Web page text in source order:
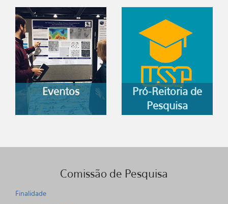
Eventos
Pró-Reitoria de
Pesquisa
Comissão de Pesquisa
Finalidade